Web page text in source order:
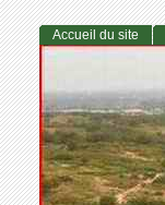
Accueil du site